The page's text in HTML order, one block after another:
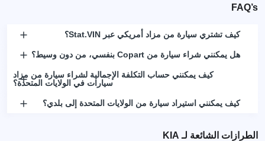
FAQ’s
كيف تشتري سيارة من مزاد أمريكي عبر Stat.VIN؟
هل يمكنني شراء سيارة من Copart بنفسي، من دون وسيط؟
كيف يمكنني حساب التكلفة الإجمالية لشراء سيارة من مزاد
سيارات في الولايات المتحدة؟
كيف يمكنني استيراد سيارة من الولايات المتحدة إلى بلدي؟
الطرازات الشائعة لـ KIA